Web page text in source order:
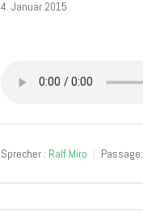
4. Januar 2015
Sprecher : Ralf Miro Passage: